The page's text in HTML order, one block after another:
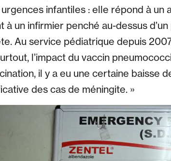
infantiles : elle répond à un
à un infirmier penché au-dessus
Au service pédiatrique depuis
l’impact du vaccin
il y a eu une certaine baisse
des cas de méningite. »